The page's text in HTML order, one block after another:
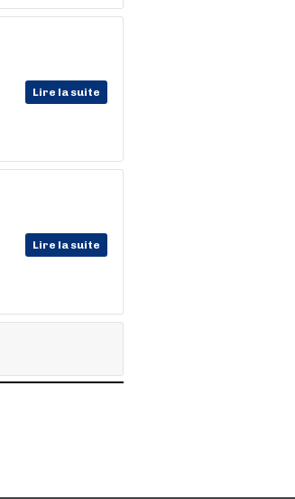
Lire la suite
Lire la suite